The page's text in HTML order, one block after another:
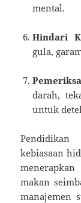
mental.
Hindari
gula,
darah,
untuk
Pendidikan
kebiasaan
makan
manajemen